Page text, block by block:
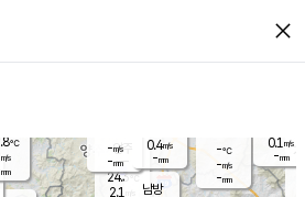
close
양주
24.3℃
2.1
-℃
-m/s
-mm
0.1 m/s
-mm
남방
-m/s
-mm
℃
m/s
mm
0.4m/s
-mm